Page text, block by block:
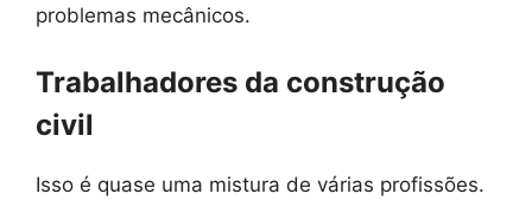
problemas mecânicos.
Trabalhadores da construção
civil
Isso é quase uma mistura de várias profissões.